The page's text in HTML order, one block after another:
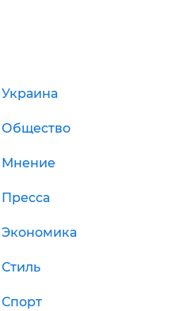
Украина
Общество
Мнение
Пресса
Экономика
Стиль
Спорт